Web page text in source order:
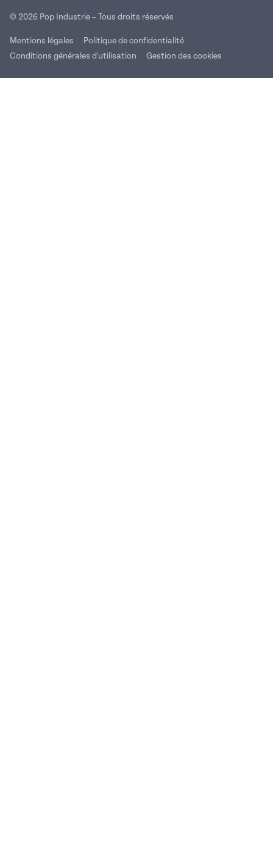
© 2026 Pop Industrie – Tous droits réservés
Mentions légales
Politique de confidentialité
Conditions générales d'utilisation
Gestion des cookies